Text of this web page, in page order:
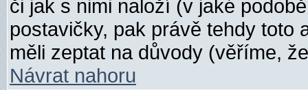
či jak s nimi naloží (v jaké
postavičky, pak právě tehdy toto
měli zeptat na důvody (věříme,
Návrat nahoru